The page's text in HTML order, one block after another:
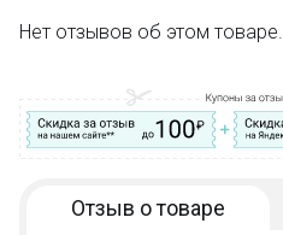
Нет отзывов об этом товаре.
Отзыв о товаре